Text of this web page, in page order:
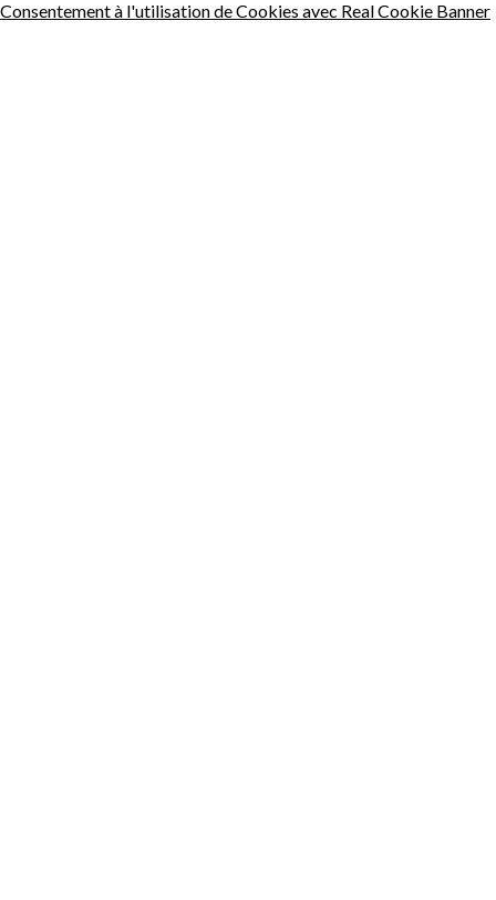
Consentement à l'utilisation de Cookies avec Real Cookie Banner